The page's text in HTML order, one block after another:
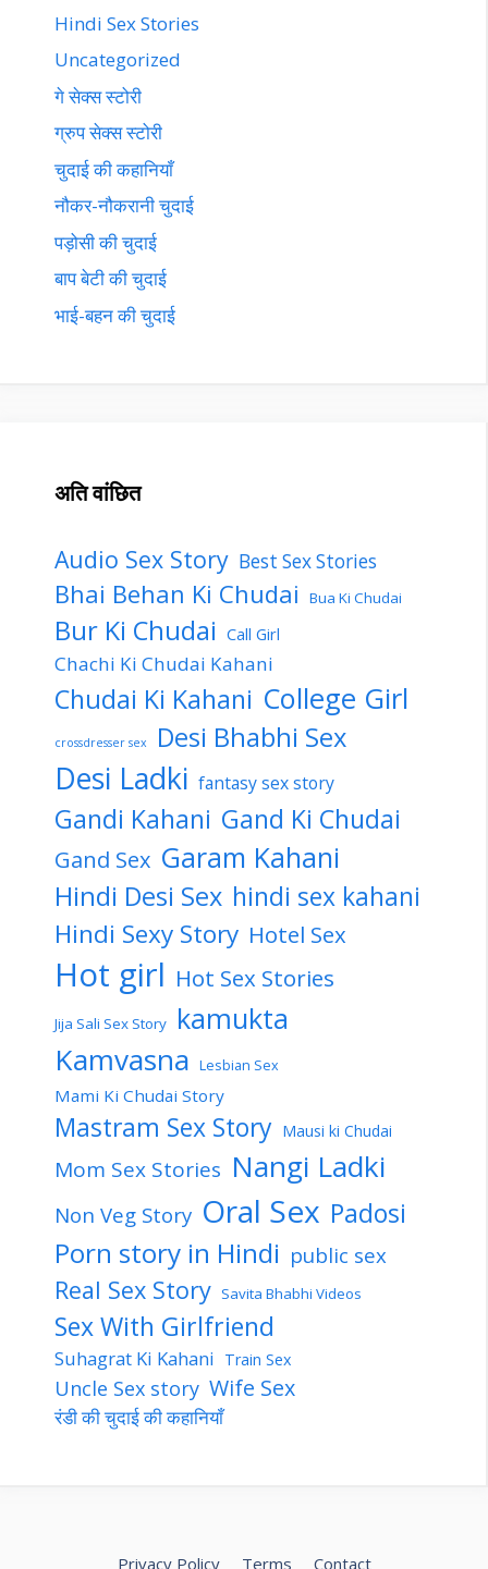
Hindi Sex Stories
Uncategorized
गे सेक्स स्टोरी
ग्रुप सेक्स स्टोरी
चुदाई की कहानियाँ
नौकर-नौकरानी चुदाई
पड़ोसी की चुदाई
बाप बेटी की चुदाई
भाई-बहन की चुदाई
अति वांछित
Audio Sex Story Best Sex Stories
Bhai Behan Ki Chudai Bua Ki Chudai
Bur Ki Chudai Call Girl
Chachi Ki Chudai Kahani
Chudai Ki Kahani College Girl
crossdresser sex Desi Bhabhi Sex
Desi Ladki fantasy sex story
Gandi Kahani Gand Ki Chudai
Gand Sex Garam Kahani
Hindi Desi Sex hindi sex kahani
Hindi Sexy Story Hotel Sex
Hot girl Hot Sex Stories
Jija Sali Sex Story kamukta
Kamvasna Lesbian Sex
Mami Ki Chudai Story
Mastram Sex Story Mausi ki Chudai
Mom Sex Stories Nangi Ladki
Non Veg Story Oral Sex Padosi
Porn story in Hindi public sex
Real Sex Story Savita Bhabhi Videos
Sex With Girlfriend
Suhagrat Ki Kahani Train Sex
Uncle Sex story Wife Sex
रंडी की चुदाई की कहानियाँ
Privacy Policy Terms Contact